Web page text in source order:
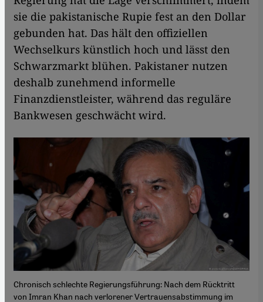
sie die pakistanische Rupie fest an den Dollar
gebunden hat. Das hält den offiziellen
Wechselkurs künstlich hoch und lässt den
Schwarzmarkt blühen. Pakistaner nutzen
deshalb zunehmend informelle
Finanzdienstleister, während das reguläre
Bankwesen geschwächt wird.
Chronisch schlechte Regierungsführung: Nach dem Rücktritt
von Imran Khan nach verlorener Vertrauensabstimmung im